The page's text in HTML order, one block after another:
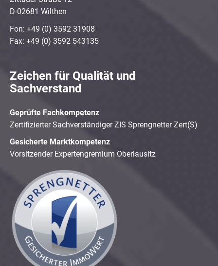
D-02681 Wilthen
Fon: +49 (0) 3592 31908
Fax: +49 (0) 3592 543135
Zeichen für Qualität und
Sachverstand
Geprüfte Fachkompetenz
Zertifizierter Sachverständiger ZIS Sprengnetter Zert(S)
Gesicherte Marktkompetenz
Vorsitzender Expertengremium Oberlausitz